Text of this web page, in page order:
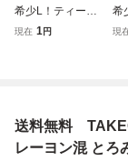
希少L！ティーケ
ー タケオキクチ
チ 春夏◎
現在 1円
希
ン
ン
現
送料無料
レーヨン混 とろ